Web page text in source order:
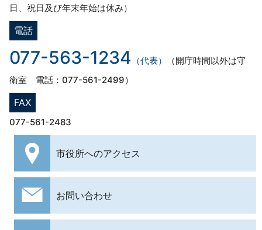
日、祝日及び年末年始は休み）
電話
077-563-1234 （代表）
（開庁時間以外は守
衛室 電話：077-561-2499）
FAX
077-561-2483
市役所へのアクセス
お問い合わせ